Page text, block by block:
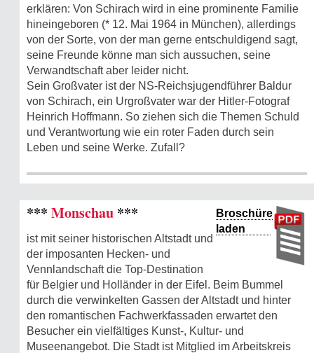
erklären: Von Schirach wird in eine prominente Familie
hineingeboren (* 12. Mai 1964 in München), allerdings
von der Sorte, von der man gerne entschuldigend sagt,
seine Freunde könne man sich aussuchen, seine
Verwandtschaft aber leider nicht.
Sein Großvater ist der NS-Reichsjugendführer Baldur
von Schirach, ein Urgroßvater war der Hitler-Fotograf
Heinrich Hoffmann. So ziehen sich die Themen Schuld
und Verantwortung wie ein roter Faden durch sein
Leben und seine Werke. Zufall?
Broschüre
laden
*** Monschau ***
ist mit seiner historischen Altstadt und
der imposanten Hecken- und
Vennlandschaft die Top-Destination
für Belgier und Holländer in der Eifel. Beim Bummel
durch die verwinkelten Gassen der Altstadt und hinter
den romantischen Fachwerkfassaden erwartet den
Besucher ein vielfältiges Kunst-, Kultur- und
Museenangebot. Die Stadt ist Mitglied im Arbeitskreis